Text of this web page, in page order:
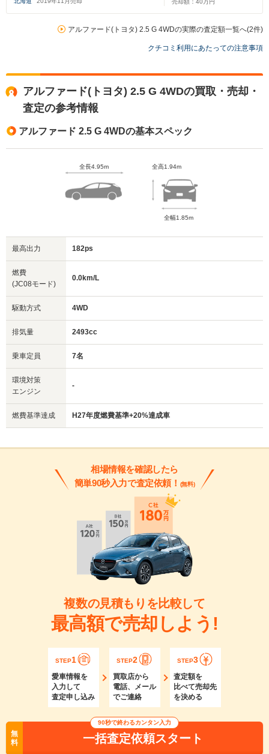
売却額： 40万円
アルファード(トヨタ) 2.5 G 4WDの実際の査定額一覧へ(2件)
クチコミ利用にあたっての注意事項
アルファード(トヨタ) 2.5 G 4WDの買取・売却・
査定の参考情報
アルファード 2.5 G 4WDの基本スペック
全長4.95m 全高1.94m
全幅1.85m
最高出力 182ps
燃費
(JC08モード)
0.0km/L
駆動方式 4WD
排気量 2493cc
乗車定員 7名
環境対策
エンジン
-
燃費基準達成 H27年度燃費基準+20%達成車
相場情報を確認したら
簡単90秒入力で査定依頼！ (無料)
複数の見積もりを比較して
最高額で売却しよう!
STEP1
愛車情報を
入力して
査定申し込み
STEP2
買取店から
電話、メール
でご連絡
STEP3
査定額を
比べて売却先
を決める
無
料
90秒で終わるカンタン入力
一括査定依頼スタート